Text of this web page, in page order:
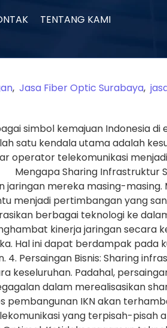
TENTANG KAMI
, Jasa Fiber Optic Surabaya,
simbol kemajuan Indonesia di
satu kendala utama adalah
operator telekomunikasi
Sharing Infrastruktur
mereka masing-
menjadi pertimbangan yang
berbagai teknologi ke
kinerja jaringan secara
Hal ini dapat berdampak pada
Persaingan Bisnis: Sharing
keseluruhan. Padahal,
dalam merealisasikan
IKN akan
yang terpisah-pisah